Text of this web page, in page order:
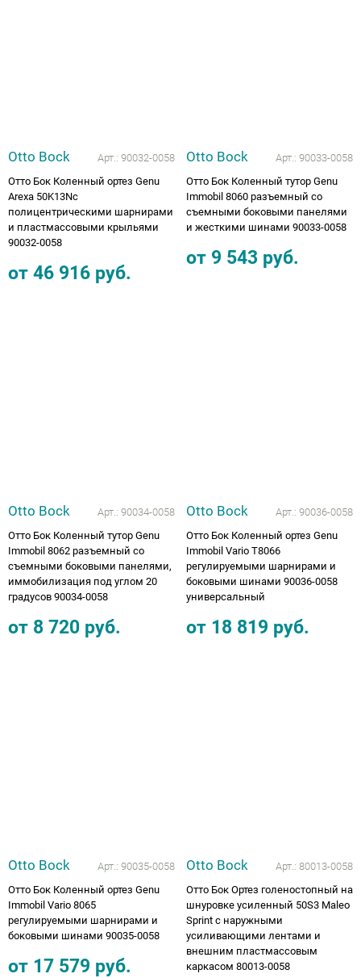
Otto Bock Арт.: 90032-0058
Отто Бок Коленный ортез Genu
Arexa 50K13Nc
полицентрическими шарнирами
и пластмассовыми крыльями
90032-0058
от 46 916 руб.
Otto Bock Арт.: 90033-0058
Отто Бок Коленный тутор Genu
Immobil 8060 разъемный cо
съемными боковыми панелями
и жесткими шинами 90033-0058
от 9 543 руб.
Otto Bock Арт.: 90034-0058
Отто Бок Коленный тутор Genu
Immobil 8062 разъемный cо
съемными боковыми панелями,
иммобилизация под углом 20
градусов 90034-0058
от 8 720 руб.
Otto Bock Арт.: 90036-0058
Отто Бок Коленный ортез Genu
Immobil Vario Т8066
регулируемыми шарнирами и
боковыми шинами 90036-0058
универсальный
от 18 819 руб.
Otto Bock Арт.: 90035-0058
Отто Бок Коленный ортез Genu
Immobil Vario 8065
регулируемыми шарнирами и
боковыми шинами 90035-0058
от 17 579 руб.
Otto Bock Арт.: 80013-0058
Отто Бок Ортез голеностопный на
шнуровке усиленный 50S3 Maleo
Sprint с наружными
усиливающими лентами и
внешним пластмассовым
каркасом 80013-0058
ОПОРЫ, ВЕРТИКАЛИЗАТОРЫ, Оборудование
для ЛФК
Одежда ортопедическая (адаптивная) для